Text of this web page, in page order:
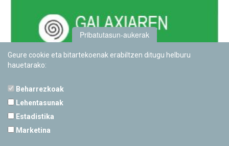
Pribatutasun-aukerak
Geure cookie eta bitartekoenak erabiltzen ditugu helburu
hauetarako:
Beharrezkoak
Lehentasunak
Estadistika
Marketina